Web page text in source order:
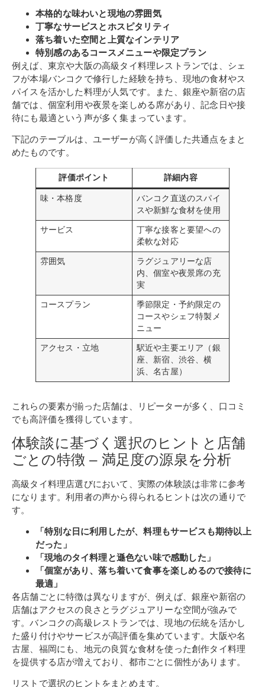
本格的な味わいと現地の雰囲気
丁寧なサービスとホスピタリティ
落ち着いた空間と上質なインテリア
特別感のあるコースメニューや限定プラン
例えば、東京や大阪の高級タイ料理レストランでは、シェ
フが本場バンコクで修行した経験を持ち、現地の食材やス
パイスを活かした料理が人気です。また、銀座や新宿の店
舗では、個室利用や夜景を楽しめる席があり、記念日や接
待にも最適という声が多く集まっています。
下記のテーブルは、ユーザーが高く評価した共通点をまと
めたものです。
評価ポイント 詳細内容
味・本格度
バンコク直送のスパイ
スや新鮮な食材を使用
サービス
丁寧な接客と要望への
柔軟な対応
雰囲気
ラグジュアリーな店
内、個室や夜景席の充
実
コースプラン
季節限定・予約限定の
コースやシェフ特製メ
ニュー
アクセス・立地
駅近や主要エリア（銀
座、新宿、渋谷、横
浜、名古屋）
これらの要素が揃った店舗は、リピーターが多く、口コミ
でも高評価を獲得しています。
体験談に基づく選択のヒントと店舗
ごとの特徴 – 満足度の源泉を分析
高級タイ料理店選びにおいて、実際の体験談は非常に参考
になります。利用者の声から得られるヒントは次の通りで
す。
「特別な日に利用したが、料理もサービスも期待以上
だった」
「現地のタイ料理と遜色ない味で感動した」
「個室があり、落ち着いて食事を楽しめるので接待に
最適」
各店舗ごとに特徴は異なりますが、例えば、銀座や新宿の
店舗はアクセスの良さとラグジュアリーな空間が強みで
す。バンコクの高級レストランでは、現地の伝統を活かし
た盛り付けやサービスが高評価を集めています。大阪や名
古屋、福岡にも、地元の良質な食材を使った創作タイ料理
を提供する店が増えており、都市ごとに個性があります。
リストで選択のヒントをまとめます。